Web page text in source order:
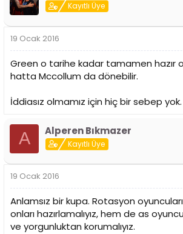
Kayıtlı Üye
19 Ocak 2016
Green o tarihe kadar tamamen hazır
hatta Mccollum da dönebilir.
İddiasız olmamız için hiç bir sebep yok.
A Alperen Bıkmazer
Kayıtlı Üye
19 Ocak 2016
Anlamsız bir kupa. Rotasyon
onları hazırlamalıyız, hem de as
ve yorgunluktan korumalıyız.